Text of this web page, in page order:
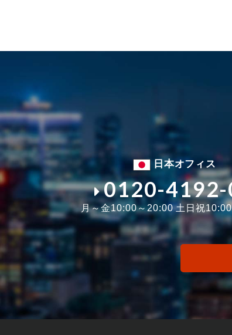
日本オフィス
0120-4192-
月～金10:00～20:00 土日祝